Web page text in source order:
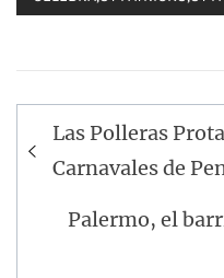
Navegación
de
Las Polleras
Carnavales de
Palermo, el